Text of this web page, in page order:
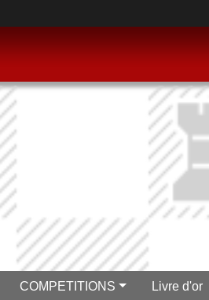
COMPETITIONS Livre d'or